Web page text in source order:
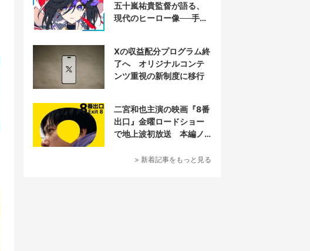
五十嵐祐貴監督が語る、
現代のヒーロー像──手塚
Xの収益配分プログラム終
了へ オリジナルコンテ
ンツ重視の新制度に移行
二宮和也主演の映画『8番
出口』金曜ロードショー
で地上波初放送 本編ノ
> 新着記事をもっと見る